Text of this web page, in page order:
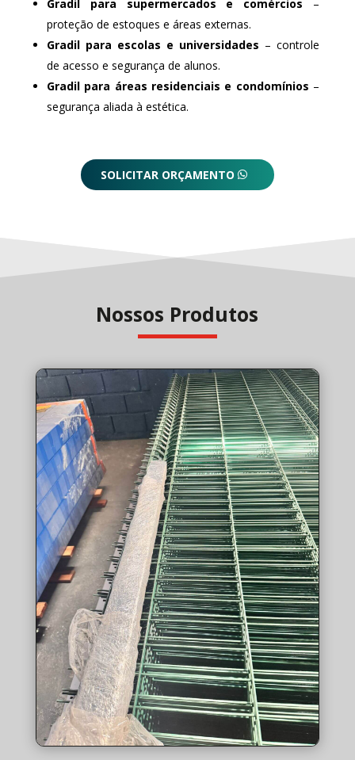
Gradil para supermercados e comércios –
proteção de estoques e áreas externas.
Gradil para escolas e universidades – controle
de acesso e segurança de alunos.
Gradil para áreas residenciais e condomínios –
segurança aliada à estética.
SOLICITAR ORÇAMENTO
Nossos Produtos